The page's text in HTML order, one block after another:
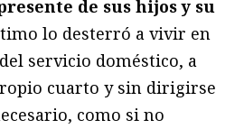
de sus hijos y su
lo desterró a vivir en
servicio doméstico, a
cuarto y sin dirigirse
como si no